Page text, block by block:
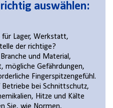
auswählen:
Lager, Werkstatt,
der richtige?
und Material,
mögliche Gefährdungen,
Fingerspitzengefühl.
bei Schnittschutz,
Hitze und Kälte